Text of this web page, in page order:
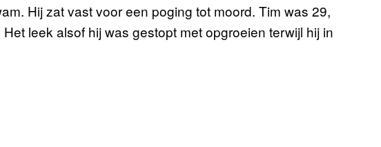
Hij zat vast voor een poging tot moord. Tim was 29,
leek alsof hij was gestopt met opgroeien terwijl hij in